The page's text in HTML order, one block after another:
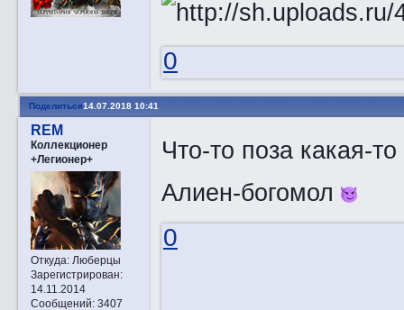
0
Поделиться14.07.2018 10:41
REM
Коллекционер
+Легионер+
Откуда:Люберцы
Зарегистрирован:
14.11.2014
Сообщений:3407
Что-то поза какая-
Алиен-богомол
0